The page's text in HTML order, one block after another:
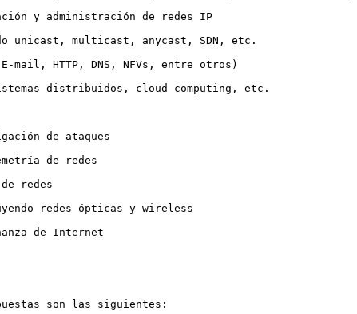
y administración de redes IP
unicast, multicast, anycast, SDN, etc.
HTTP, DNS, NFVs, entre otros)
distribuidos, cloud computing, etc.
de ataques
de redes
redes
redes ópticas y wireless
de Internet
son las siguientes: